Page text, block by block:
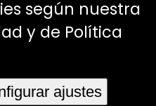
derechos reservados
según nuestra
y de Política
ajustes